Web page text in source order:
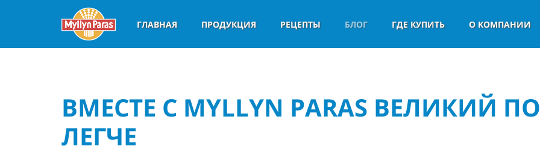
ГЛАВНАЯ ПРОДУКЦИЯ РЕЦЕПТЫ БЛОГ ГДЕ КУПИТЬ О КОМПАНИИ
ВМЕСТЕ С MYLLYN PARAS ВЕЛИКИЙ
ЛЕГЧЕ